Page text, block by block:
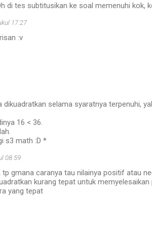
di tes subtitusikan ke soal memenuhi kok,
17.27
:v
selama syaratnya terpenuhi,
16 < 36.
s3 math :D *
08.59
tp gmana caranya tau nilainya positif atau
kurang tepat untuk
yang tepat